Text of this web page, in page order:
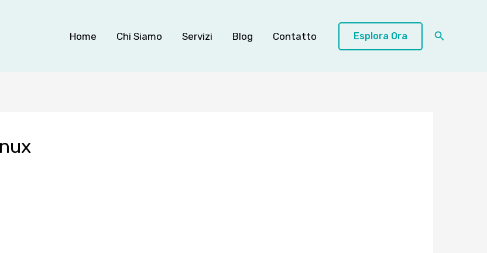
Home Chi Siamo Servizi Blog Contatto Esplora Ora Cerca